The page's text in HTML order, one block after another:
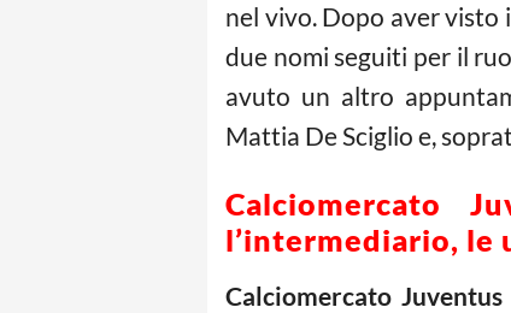
nel vivo. Dopo aver visto
due nomi seguiti per il
avuto un altro
Mattia De Sciglio e,
Calciomercato
l’intermediario, le
Calciomercato Juventus